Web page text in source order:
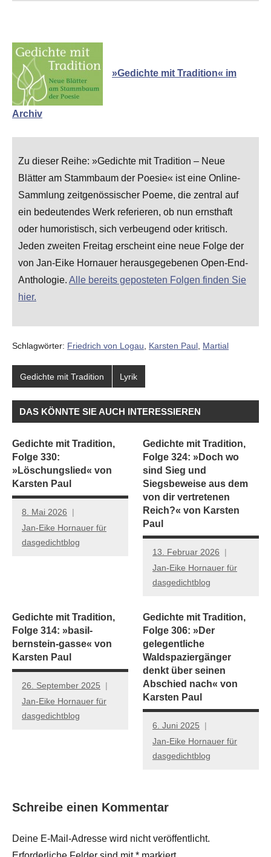
»Gedichte mit Tradition« im
Archiv
Zu dieser Reihe: »Gedichte mit Tradition – Neue
Blätter am Stammbaum der Poesie« ist eine Online-
Sammlung zeitgenössischer Poeme, die zentral auf
ein bedeutendes Werk referieren, ob nun ernsthaft
oder humoristisch, sich verbeugend oder kritisch.
Jeden zweiten Freitag erscheint eine neue Folge der
von Jan-Eike Hornauer herausgegebenen Open-End-
Anthologie. Alle bereits geposteten Folgen finden Sie
hier.
Schlagwörter: Friedrich von Logau Karsten Paul Martial
Gedichte mit Tradition Lyrik
DAS KÖNNTE SIE AUCH INTERESSIEREN
Gedichte mit Tradition,
Folge 330:
»Löschungslied« von
Karsten Paul
8. Mai 2026
Jan-Eike Hornauer für
dasgedichtblog
Gedichte mit Tradition,
Folge 324: »Doch wo
sind Sieg und
Siegsbeweise aus dem
von dir vertretenen
Reich?« von Karsten
Paul
13. Februar 2026
Jan-Eike Hornauer für
dasgedichtblog
Gedichte mit Tradition,
Folge 314: »basil-
bernstein-gasse« von
Karsten Paul
26. September 2025
Jan-Eike Hornauer für
dasgedichtblog
Gedichte mit Tradition,
Folge 306: »Der
gelegentliche
Waldspaziergänger
denkt über seinen
Abschied nach« von
Karsten Paul
6. Juni 2025
Jan-Eike Hornauer für
dasgedichtblog
Schreibe einen Kommentar
Deine E-Mail-Adresse wird nicht veröffentlicht.